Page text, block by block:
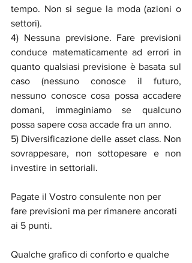
tempo. Non si segue la moda (azioni o
settori).
4) Nessuna previsione. Fare previsioni
conduce matematicamente ad errori in
quanto qualsiasi previsione è basata sul
caso (nessuno conosce il futuro,
nessuno conosce cosa possa accadere
domani, immaginiamo se qualcuno
possa sapere cosa accade fra un anno.
5) Diversificazione delle asset class. Non
sovrappesare, non sottopesare e non
investire in settoriali.
Pagate il Vostro consulente non per
fare previsioni ma per rimanere ancorati
ai 5 punti.
Qualche grafico di conforto e qualche